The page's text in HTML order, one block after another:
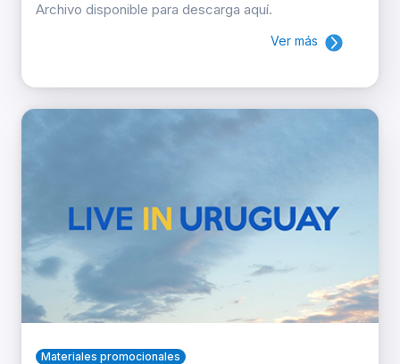
Archivo disponible para descarga aquí.
Ver más
Materiales promocionales